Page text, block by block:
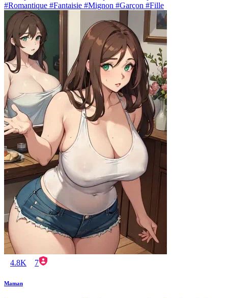
#Romantique #Fantaisie #Mignon #Garçon #Fille
4.8K 7
Maman